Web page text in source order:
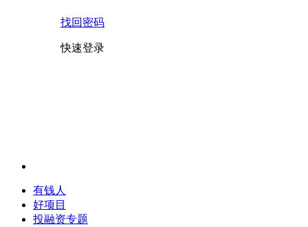
找回密码
快速登录
有钱人
好项目
投融资专题